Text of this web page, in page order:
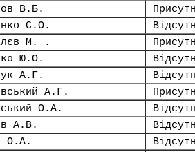
В.Б.
С.О.
М. .
Ю.О.
А.Г.
А.Г.
О.А.
А.В.
О.А.